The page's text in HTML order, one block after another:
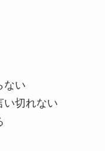
ない
い切れない